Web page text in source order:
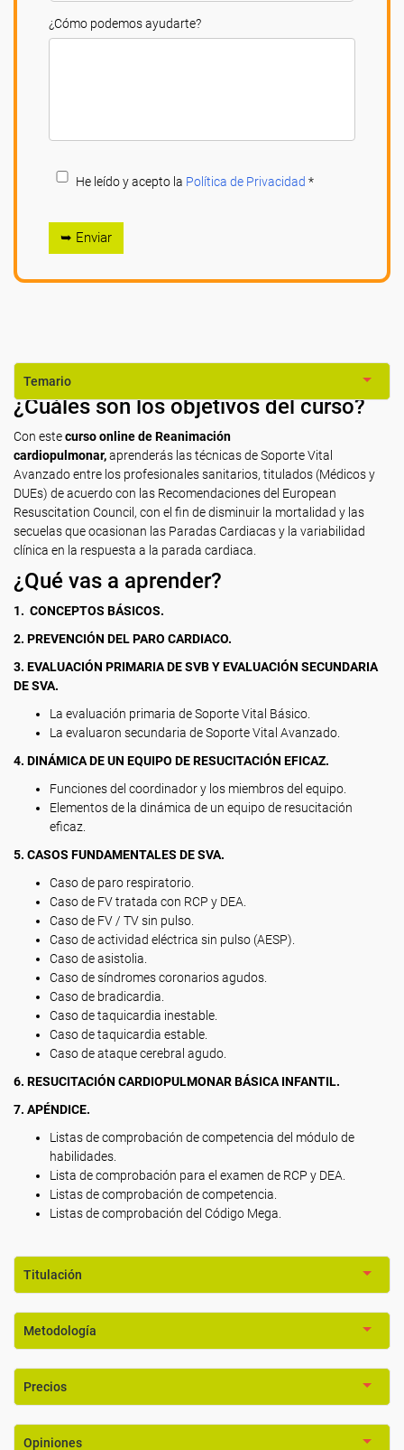
¿Cómo podemos ayudarte?
He leído y acepto la Política de Privacidad *
➥ Enviar
Temario
¿Cuáles son los objetivos del curso?
Con estecurso online de Reanimación
cardiopulmonar,aprenderás las técnicas de Soporte Vital
Avanzado entre los profesionales sanitarios, titulados (Médicos y
DUEs) de acuerdo con las Recomendaciones del European
Resuscitation Council, con el fin de disminuir la mortalidad y las
secuelas que ocasionan las Paradas Cardiacas y la variabilidad
clínica en la respuesta a la parada cardiaca.
¿Qué vas a aprender?
1. CONCEPTOS BÁSICOS.
2. PREVENCIÓN DEL PARO CARDIACO.
3. EVALUACIÓN PRIMARIA DE SVB Y EVALUACIÓN SECUNDARIA
DE SVA.
La evaluación primaria de Soporte Vital Básico.
La evaluaron secundaria de Soporte Vital Avanzado.
4. DINÁMICA DE UN EQUIPO DE RESUCITACIÓN EFICAZ.
Funciones del coordinador y los miembros del equipo.
Elementos de la dinámica de un equipo de resucitación
eficaz.
5. CASOS FUNDAMENTALES DE SVA.
Caso de paro respiratorio.
Caso de FV tratada con RCP y DEA.
Caso de FV / TV sin pulso.
Caso de actividad eléctrica sin pulso (AESP).
Caso de asistolia.
Caso de síndromes coronarios agudos.
Caso de bradicardia.
Caso de taquicardia inestable.
Caso de taquicardia estable.
Caso de ataque cerebral agudo.
6. RESUCITACIÓN CARDIOPULMONAR BÁSICA INFANTIL.
7. APÉNDICE.
Listas de comprobación de competencia del módulo de
habilidades.
Lista de comprobación para el examen de RCP y DEA.
Listas de comprobación de competencia.
Listas de comprobación del Código Mega.
Titulación
Metodología
Precios
Opiniones